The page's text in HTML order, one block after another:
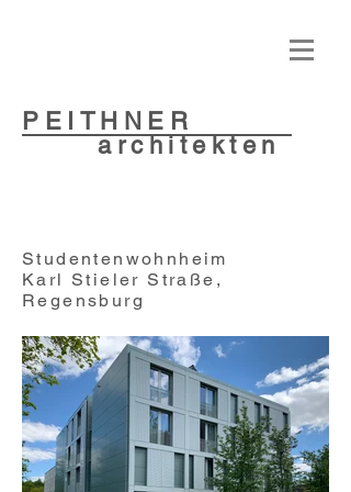
PEITHNER
architekten
Studentenwohnheim
Karl Stieler Straße,
Regensburg